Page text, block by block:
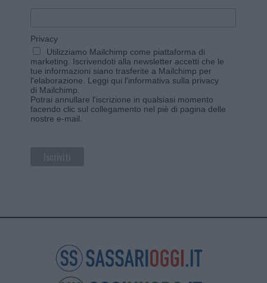
Privacy
Utilizziamo Mailchimp come piattaforma di
marketing. Iscrivendoti alla newsletter accetti che le
tue informazioni siano trasferite a Mailchimp per
l'elaborazione. Leggi qui l'informativa sulla privacy
di Mailchimp
Potrai annullare l'iscrizione in qualsiasi momento
facendo clic sul collegamento nel piè di pagina delle
nostre e-mail.